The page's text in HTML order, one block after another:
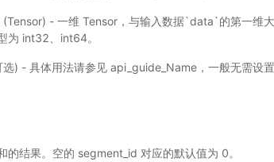
(Tensor) - 一维 Tensor，与输入数据`data`的第一维
为 int32、int64。
选) - 具体用法请参见api_guide_Name ，一般无需设
的结果。空的 segment_id 对应的默认值为 0。